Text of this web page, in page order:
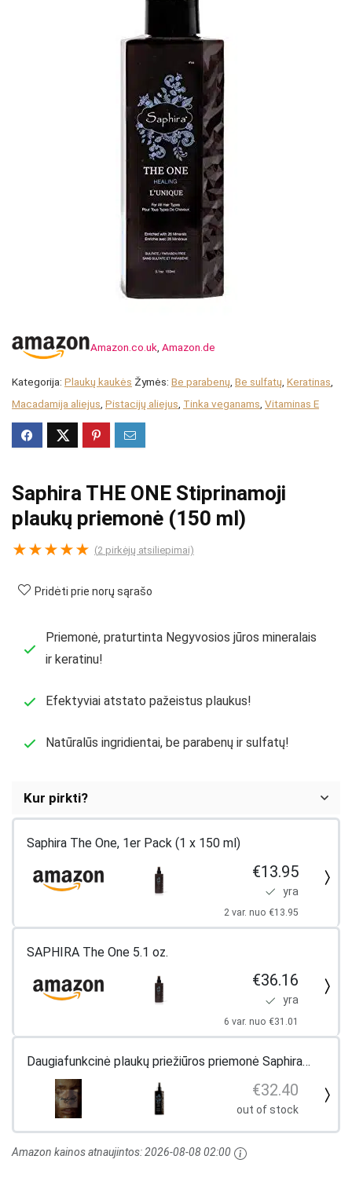
Amazon.co.uk, Amazon.de
Kategorija: Plaukų kaukės Žymės: Be parabenų, Be sulfatų, Keratinas,
Macadamija aliejus, Pistacijų aliejus, Tinka veganams, Vitaminas E
Saphira THE ONE Stiprinamoji
plaukų priemonė (150 ml)
★★★★★ (2 pirkėjų atsiliepimai)
Pridėti prie norų sąrašo
Priemonė, praturtinta Negyvosios jūros mineralais
ir keratinu!
Efektyviai atstato pažeistus plaukus!
Natūralūs ingridientai, be parabenų ir sulfatų!
Kur pirkti?
Saphira The One, 1er Pack (1 x 150 ml)
€13.95
yra
2 var. nuo €13.95
SAPHIRA The One 5.1 oz.
€36.16
yra
6 var. nuo €31.01
Daugiafunkcinė plaukų priežiūros priemonė Saphira
The One su Negyvosios jūros mineralais ir keratinu,
150 ml
€32.40
out of stock
Amazon kainos atnaujintos:2026-08-08 02:00